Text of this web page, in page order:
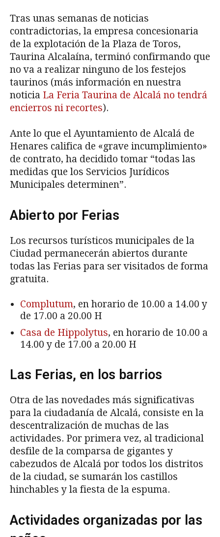
Tras unas semanas de noticias
contradictorias, la empresa concesionaria
de la explotación de la Plaza de Toros,
Taurina Alcalaína, terminó confirmando que
no va a realizar ninguno de los festejos
taurinos (más información en nuestra
noticia La Feria Taurina de Alcalá no tendrá
encierros ni recortes).
Ante lo que el Ayuntamiento de Alcalá de
Henares califica de «grave incumplimiento»
de contrato, ha decidido tomar “todas las
medidas que los Servicios Jurídicos
Municipales determinen”.
Abierto por Ferias
Los recursos turísticos municipales de la
Ciudad permanecerán abiertos durante
todas las Ferias para ser visitados de forma
gratuita.
Complutum, en horario de 10.00 a 14.00 y
de 17.00 a 20.00 H
Casa de Hippolytus, en horario de 10.00 a
14.00 y de 17.00 a 20.00 H
Las Ferias, en los barrios
Otra de las novedades más significativas
para la ciudadanía de Alcalá, consiste en la
descentralización de muchas de las
actividades. Por primera vez, al tradicional
desfile de la comparsa de gigantes y
cabezudos de Alcalá por todos los distritos
de la ciudad, se sumarán los castillos
hinchables y la fiesta de la espuma.
Actividades organizadas por las